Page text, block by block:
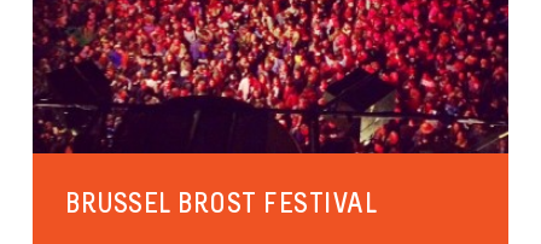
BRUSSEL BROST FESTIVAL